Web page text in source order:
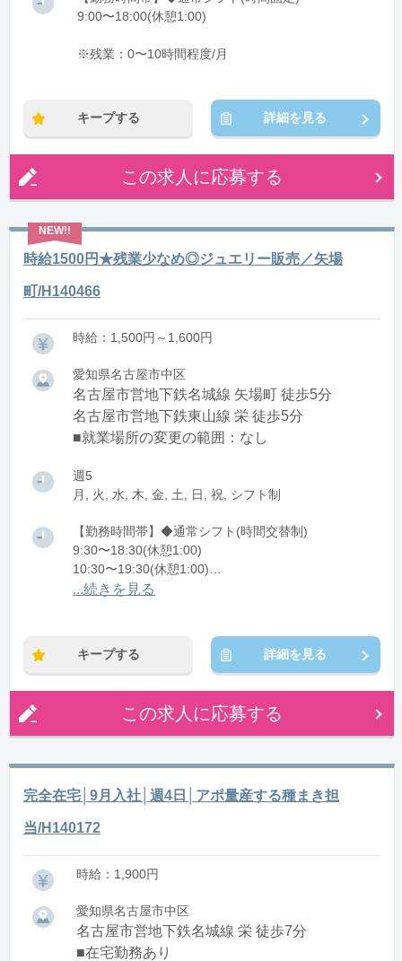
9:00〜18:00(休憩1:00)
※残業：0〜10時間程度/月
キープする 詳細を見る
この求人に応募する
時給1500円★残業少なめ◎ジュエリー販売／矢場
町/H140466
時給：1,500円～1,600円
愛知県名古屋市中区
名古屋市営地下鉄名城線 矢場町 徒歩5分
名古屋市営地下鉄東山線 栄 徒歩5分
■就業場所の変更の範囲：なし
週5
月, 火, 水, 木, 金, 土, 日, 祝, シフト制
【勤務時間帯】◆通常シフト(時間交替制)
9:30〜18:30(休憩1:00)
10:30〜19:30(休憩1:00)
11:30〜20:30(休憩1:00)
...続きを見る
キープする 詳細を見る
この求人に応募する
完全在宅│9月入社│週4日│アポ量産する種まき担
当/H140172
時給：1,900円
愛知県名古屋市中区
名古屋市営地下鉄名城線 栄 徒歩7分
■在宅勤務あり